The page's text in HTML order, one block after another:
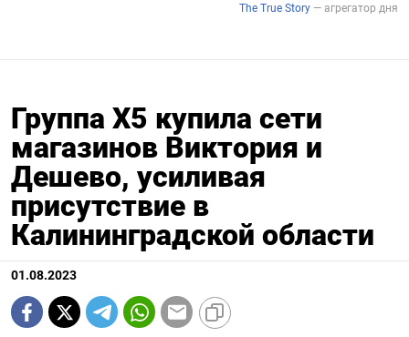
Группа X5 купила сети
магазинов Виктория и
Дешево, усиливая
присутствие в
Калининградской области
01.08.2023